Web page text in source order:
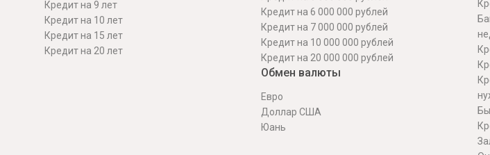
Кредит на 9 лет
Кредит на 10 лет
Кредит на 15 лет
Кредит на 20 лет
Кредит на 6 000 000 рублей
Кредит на 7 000 000 рублей
Кредит на 10 000 000 рублей
Кредит на 20 000 000 рублей
Обмен валюты
Евро
Доллар США
Юань